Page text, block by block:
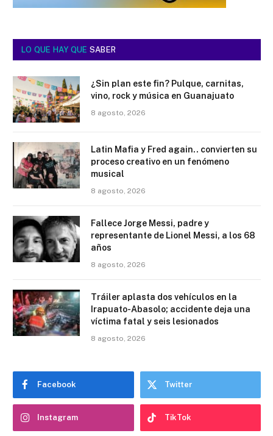
LO QUE HAY QUE SABER
¿Sin plan este fin? Pulque, carnitas,
vino, rock y música en Guanajuato
8 agosto, 2026
Latin Mafia y Fred again.. convierten su
proceso creativo en un fenómeno
musical
8 agosto, 2026
Fallece Jorge Messi, padre y
representante de Lionel Messi, a los 68
años
8 agosto, 2026
Tráiler aplasta dos vehículos en la
Irapuato-Abasolo; accidente deja una
víctima fatal y seis lesionados
8 agosto, 2026
Facebook Twitter
Instagram TikTok